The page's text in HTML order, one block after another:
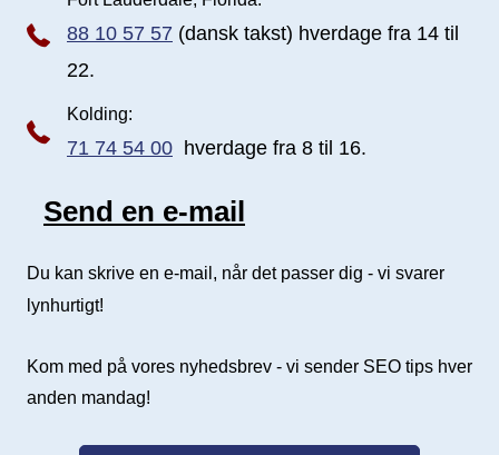
88 10 57 57 (dansk takst) hverdage fra 14 til
22.
Kolding:
71 74 54 00 hverdage fra 8 til 16.
Send e-mail
Send en e-mail
Du kan skrive en e-mail, når det passer dig - vi svarer
lynhurtigt!
Kom med på vores nyhedsbrev - vi sender SEO tips hver
anden mandag!